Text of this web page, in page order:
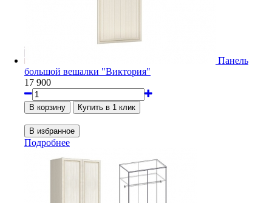
Панель
большой вешалки "Виктория"
17 900
Подробнее